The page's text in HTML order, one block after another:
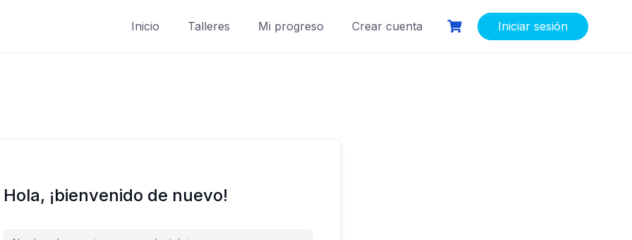
Inicio Talleres Mi progreso Crear cuenta Iniciar sesión
Hola, ¡bienvenido de nuevo!